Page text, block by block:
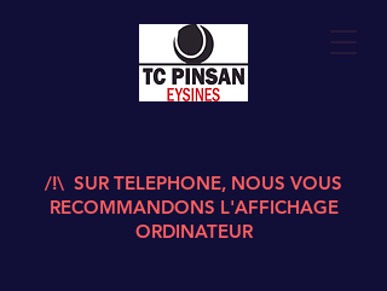
/!\ SUR TELEPHONE, NOUS VOUS
RECOMMANDONS L'AFFICHAGE
ORDINATEUR